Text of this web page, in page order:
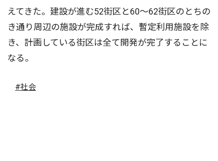
えてきた。建設が進む52街区と60〜62街区のとちの
き通り周辺の施設が完成すれば、暫定利用施設を除
き、計画している街区は全て開発が完了することに
なる。
#社会